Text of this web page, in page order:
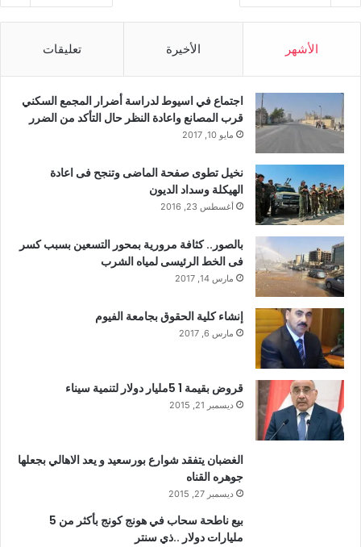
الأشهر الأخيرة تعليقات
اجتماع في اسيوط لدراسة أضرار المجمع السكني
قرب المصانع واعادة النظر حال التأكد من الضرر
مايو 10, 2017
نخيل تطوى صفحة الماضى وتنجح فى اعادة
الهيكلة وسداد الديون
أغسطس 23, 2016
بالصور.. كثافة مرورية بمحور التسعين بسبب كسر
فى الخط الرئيسى لمياه الشرب
مارس 14, 2017
إنشاء كلية الحقوق بجامعة الفيوم
مارس 6, 2017
قروض بقيمة 1 5مليار دولار لتنمية سيناء
ديسمبر 21, 2015
الغضبان يتفقد شوارع بورسعيد و يعد الاهالي بجعلها
جوهره القناه
ديسمبر 27, 2015
بيع ناطحة سحاب في هونج كونج بأكثر من 5
مليارات دولار ..ذي سنتر